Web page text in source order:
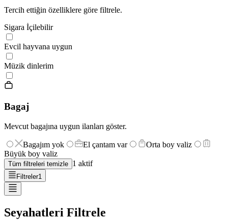
Tercih ettiğin özelliklere göre filtrele.
Sigara İçilebilir
Evcil hayvana uygun
Müzik dinlerim
Bagaj
Mevcut bagajına uygun ilanları göster.
Bagajım yok El çantam var
Orta boy valiz
Büyük boy valiz
Tüm filtreleri temizle 1 aktif
Filtreler1
Seyahatleri Filtrele